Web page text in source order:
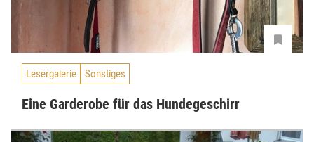
Lesergalerie Sonstiges
Eine Garderobe für das Hundegeschirr